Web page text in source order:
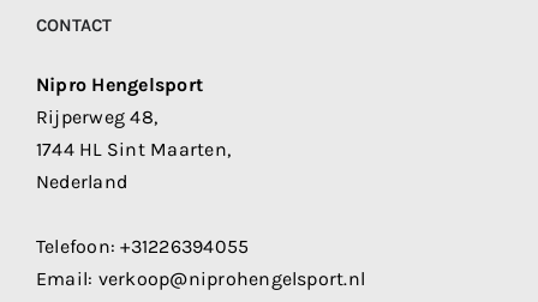
CONTACT
Nipro Hengelsport
Rijperweg 48,
1744 HL Sint Maarten,
Nederland
Telefoon:+31226394055
Email: verkoop@niprohengelsport.nl